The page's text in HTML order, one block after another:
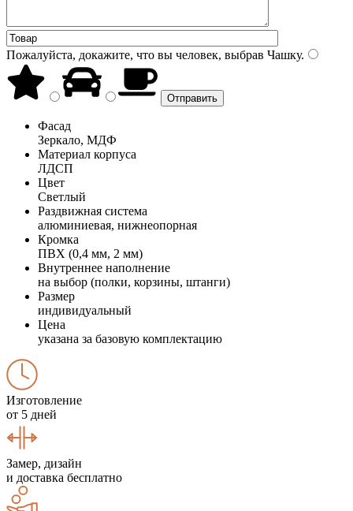
Пожалуйста, докажите, что вы человек, выбрав Чашку.
Фасад
Зеркало, МДФ
Материал корпуса
ЛДСП
Цвет
Светлый
Раздвижная система
алюминиевая, нижнеопорная
Кромка
ПВХ (0,4 мм, 2 мм)
Внутреннее наполнение
на выбор (полки, корзины, штанги)
Размер
индивидуальный
Цена
указана за базовую комплектацию
Изготовление
от 5 дней
Замер, дизайн
и доставка бесплатно